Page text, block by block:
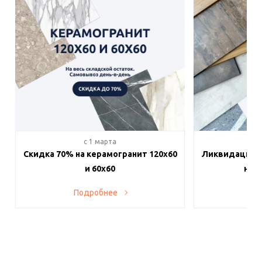
c 1 марта
Скидка 70% на керамогранит 120х60
и 60х60
Подробнее
Ликвидация
на